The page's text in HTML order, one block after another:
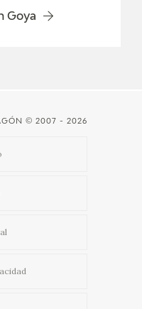
Goya
© 2007 - 2026